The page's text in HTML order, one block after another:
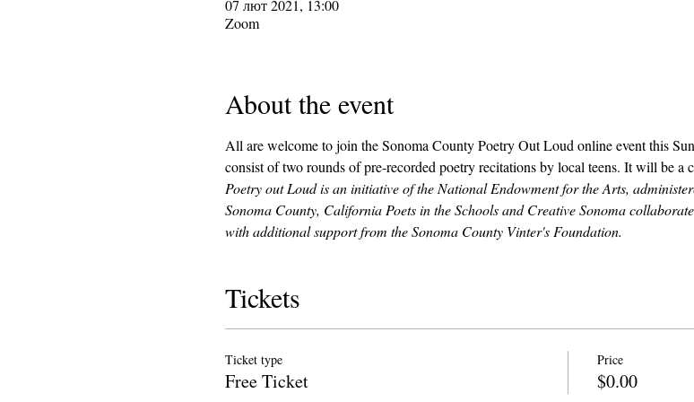
07 лют 2021, 13:00
Zoom
About the event
All are welcome to join the Sonoma County Poetry Out Loud online event this
consist of two rounds of pre-recorded poetry recitations by local teens. It will be a
Poetry out Loud is an initiative of the National Endowment for the Arts,
Sonoma County, California Poets in the Schools and Creative Sonoma
with additional support from the Sonoma County Vinter's Foundation.
Tickets
Ticket type
Free Ticket
Price
$0.00